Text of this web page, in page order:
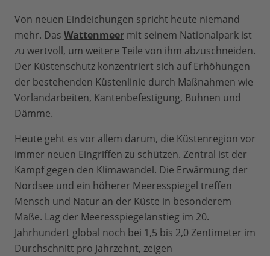
Von neuen Eindeichungen spricht heute niemand
mehr. Das Wattenmeer mit seinem Nationalpark ist
zu wertvoll, um weitere Teile von ihm abzuschneiden.
Der Küstenschutz konzentriert sich auf Erhöhungen
der bestehenden Küstenlinie durch Maßnahmen wie
Vorlandarbeiten, Kantenbefestigung, Buhnen und
Dämme.
Heute geht es vor allem darum, die Küstenregion vor
immer neuen Eingriffen zu schützen. Zentral ist der
Kampf gegen den Klimawandel. Die Erwärmung der
Nordsee und ein höherer Meeresspiegel treffen
Mensch und Natur an der Küste in besonderem
Maße. Lag der Meeresspiegelanstieg im 20.
Jahrhundert global noch bei 1,5 bis 2,0 Zentimeter im
Durchschnitt pro Jahrzehnt, zeigen